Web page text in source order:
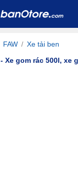
FAW / Xe tải ben
Xe gom rác 500l, xe